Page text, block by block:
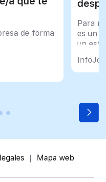
de forma
Para
es un
un
Mapa web